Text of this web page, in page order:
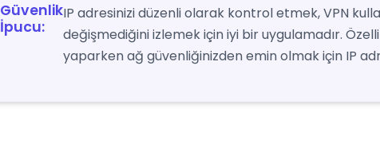
Güvenlik
İpucu:
IP adresinizi düzenli olarak kontrol etmek, VPN
değişmediğini izlemek için iyi bir uygulamadır.
yaparken ağ güvenliğinizden emin olmak için IP